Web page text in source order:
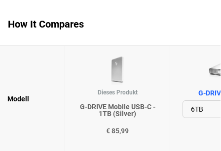
How It Compares
Modell
Dieses Produkt
G-DRIVE Mobile USB-C -
1TB (Silver)
€ 85,99
G-